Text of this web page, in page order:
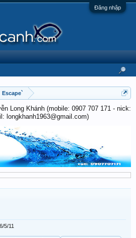
Đăng nhập
Escape`
Long Khánh (mobile: 0907 707 171 - nick:
longkhanh1963@gmail.com)
5/11